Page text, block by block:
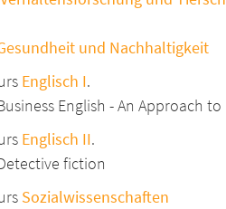
und Nachhaltigkeit
Englisch I.
English - An Approach
Englisch II.
fiction
Sozialwissenschaften